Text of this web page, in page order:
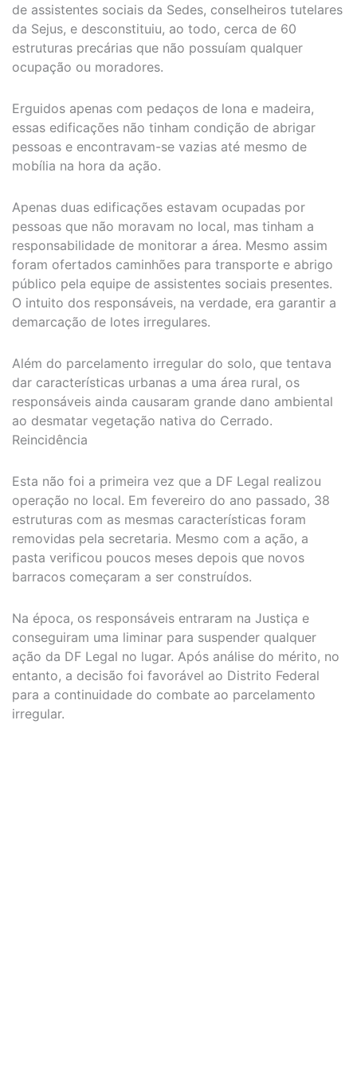
de assistentes sociais da Sedes, conselheiros tutelares
da Sejus, e desconstituiu, ao todo, cerca de 60
estruturas precárias que não possuíam qualquer
ocupação ou moradores.
Erguidos apenas com pedaços de lona e madeira,
essas edificações não tinham condição de abrigar
pessoas e encontravam-se vazias até mesmo de
mobília na hora da ação.
Apenas duas edificações estavam ocupadas por
pessoas que não moravam no local, mas tinham a
responsabilidade de monitorar a área. Mesmo assim
foram ofertados caminhões para transporte e abrigo
público pela equipe de assistentes sociais presentes.
O intuito dos responsáveis, na verdade, era garantir a
demarcação de lotes irregulares.
Além do parcelamento irregular do solo, que tentava
dar características urbanas a uma área rural, os
responsáveis ainda causaram grande dano ambiental
ao desmatar vegetação nativa do Cerrado.
Reincidência
Esta não foi a primeira vez que a DF Legal realizou
operação no local. Em fevereiro do ano passado, 38
estruturas com as mesmas características foram
removidas pela secretaria. Mesmo com a ação, a
pasta verificou poucos meses depois que novos
barracos começaram a ser construídos.
Na época, os responsáveis entraram na Justiça e
conseguiram uma liminar para suspender qualquer
ação da DF Legal no lugar. Após análise do mérito, no
entanto, a decisão foi favorável ao Distrito Federal
para a continuidade do combate ao parcelamento
irregular.